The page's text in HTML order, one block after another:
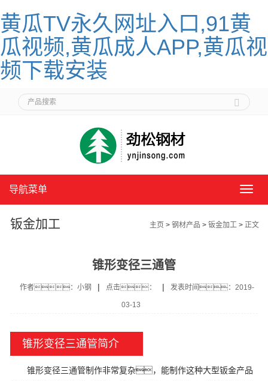
黄瓜TV永久网址入口,91黄
瓜视频,黄瓜成人APP,黄瓜视
频下载安装
导
单
导航菜单
钣金加工 主页 > 钢材产品 > 钣金加工 > 正文
锥形变径三通管
作者：小钢 | 点击： | 发表时间：2019-
03-13
锥形变径三通管简介
锥形变径三通管制作非常复杂，能制作这种大型钣金产品